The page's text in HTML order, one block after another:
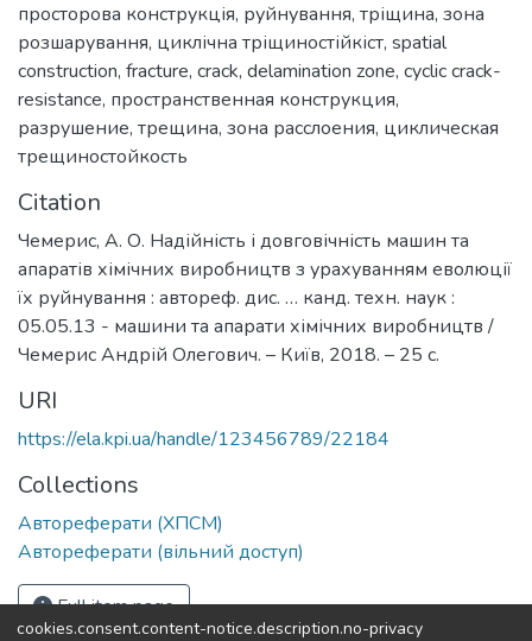
просторова конструкція, руйнування, тріщина, зона
розшарування, циклічна тріщиностійкіст, spatial
construction, fracture, crack, delamination zone, cyclic crack-
resistance, пространственная конструкция,
разрушение, трещина, зона расслоения, циклическая
трещиностойкость
Citation
Чемерис, А. О. Надійність і довговічність машин та
апаратів хімічних виробництв з урахуванням еволюції
їх руйнування : автореф. дис. … канд. техн. наук :
05.05.13 - машини та апарати хімічних виробництв /
Чемерис Андрій Олегович. – Київ, 2018. – 25 с.
URI
https://ela.kpi.ua/handle/123456789/22184
Collections
Автореферати (ХПСМ)
Автореферати (вільний доступ)
Full item page
cookies.consent.content-notice.description.no-privacy